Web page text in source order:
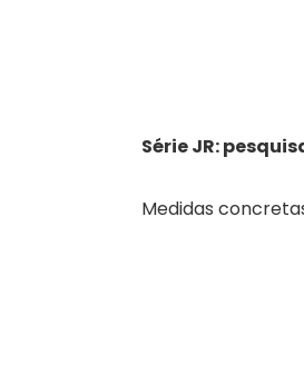
Série JR:
Medidas